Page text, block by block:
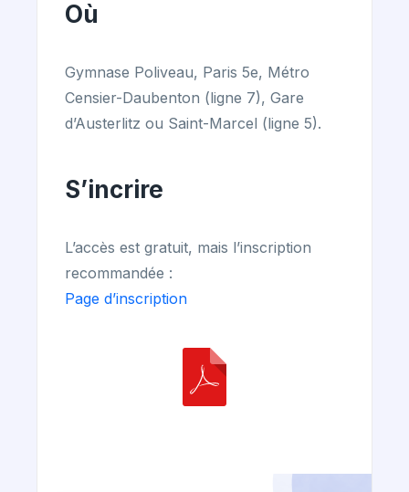
Où
Gymnase Poliveau, Paris 5e, Métro
Censier-Daubenton (ligne 7), Gare
d’Austerlitz ou Saint-Marcel (ligne 5).
S’incrire
L’accès est gratuit, mais l’inscription
recommandée :
Page d’inscription